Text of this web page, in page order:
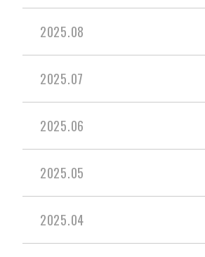
2025.08
2025.07
2025.06
2025.05
2025.04